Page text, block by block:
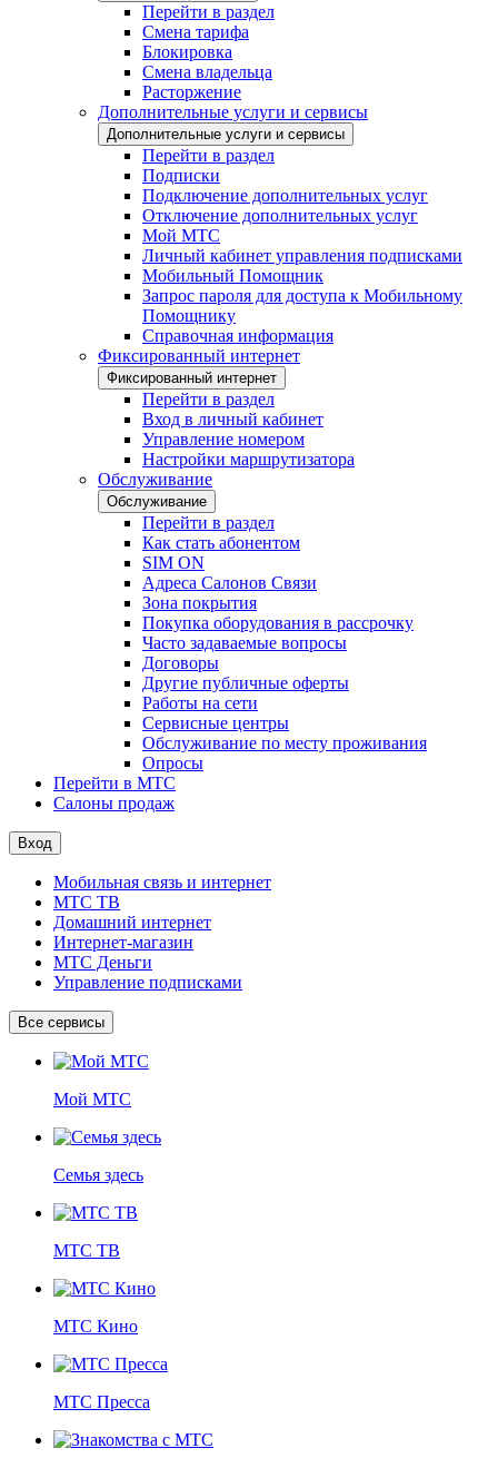
Перейти в раздел
Смена тарифа
Блокировка
Смена владельца
Расторжение
Дополнительные услуги и сервисы
Дополнительные услуги и сервисы
Перейти в раздел
Подписки
Подключение дополнительных услуг
Отключение дополнительных услуг
Мой МТС
Личный кабинет управления подписками
Мобильный Помощник
Запрос пароля для доступа к Мобильному
Помощнику
Справочная информация
Фиксированный интернет
Фиксированный интернет
Перейти в раздел
Вход в личный кабинет
Управление номером
Настройки маршрутизатора
Обслуживание
Обслуживание
Перейти в раздел
Как стать абонентом
SIM ON
Адреса Салонов Связи
Зона покрытия
Покупка оборудования в рассрочку
Часто задаваемые вопросы
Договоры
Другие публичные оферты
Работы на сети
Сервисные центры
Обслуживание по месту проживания
Опросы
Перейти в МТС
Салоны продаж
Вход
Мобильная связь и интернет
МТС ТВ
Домашний интернет
Интернет-магазин
МТС Деньги
Управление подписками
Все сервисы
Мой МТС
Семья здесь
МТС ТВ
МТС Кино
МТС Пресса